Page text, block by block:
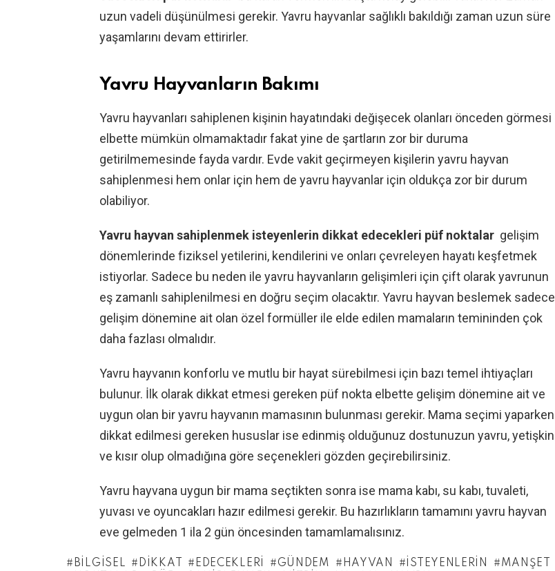
uzun vadeli düşünülmesi gerekir. Yavru hayvanlar sağlıklı bakıldığı zaman uzun süre
yaşamlarını devam ettirirler.
Yavru Hayvanların Bakımı
Yavru hayvanları sahiplenen kişinin hayatındaki değişecek olanları önceden görmesi
elbette mümkün olmamaktadır fakat yine de şartların zor bir duruma
getirilmemesinde fayda vardır. Evde vakit geçirmeyen kişilerin yavru hayvan
sahiplenmesi hem onlar için hem de yavru hayvanlar için oldukça zor bir durum
olabiliyor.
Yavru hayvan sahiplenmek isteyenlerin dikkat edecekleri püf noktalar gelişim
dönemlerinde fiziksel yetilerini, kendilerini ve onları çevreleyen hayatı keşfetmek
istiyorlar. Sadece bu neden ile yavru hayvanların gelişimleri için çift olarak yavrunun
eş zamanlı sahiplenilmesi en doğru seçim olacaktır. Yavru hayvan beslemek sadece
gelişim dönemine ait olan özel formüller ile elde edilen mamaların temininden çok
daha fazlası olmalıdır.
Yavru hayvanın konforlu ve mutlu bir hayat sürebilmesi için bazı temel ihtiyaçları
bulunur. İlk olarak dikkat etmesi gereken püf nokta elbette gelişim dönemine ait ve
uygun olan bir yavru hayvanın mamasının bulunması gerekir. Mama seçimi yaparken
dikkat edilmesi gereken hususlar ise edinmiş olduğunuz dostunuzun yavru, yetişkin
ve kısır olup olmadığına göre seçenekleri gözden geçirebilirsiniz.
Yavru hayvana uygun bir mama seçtikten sonra ise mama kabı, su kabı, tuvaleti,
yuvası ve oyuncakları hazır edilmesi gerekir. Bu hazırlıkların tamamını yavru hayvan
eve gelmeden 1 ila 2 gün öncesinden tamamlamalısınız.
BILGISEL DIKKAT EDECEKLERI GÜNDEM HAYVAN ISTEYENLERIN
MANŞET